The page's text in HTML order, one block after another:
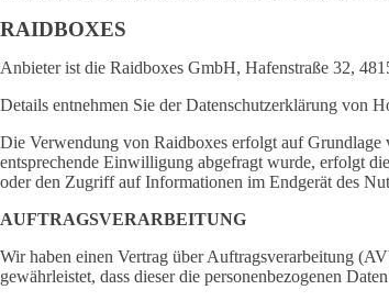
RAIDBOXES
Anbieter ist die Raidboxes GmbH, Hafenstraße 32,
Details entnehmen Sie der Datenschutzerklärung von
Die Verwendung von Raidboxes erfolgt auf Grundlage
entsprechende Einwilligung abgefragt wurde, erfolgt
oder den Zugriff auf Informationen im Endgerät des
AUFTRAGSVERARBEITUNG
Wir haben einen Vertrag über Auftragsverarbeitung
gewährleistet, dass dieser die personenbezogenen